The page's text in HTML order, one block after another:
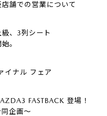
舗での営業について
、3列シート
。
イナル フェア
FASTBACK 登場！
企画～